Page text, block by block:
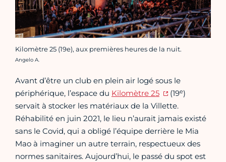
Kilomètre 25 (19e), aux premières heures de la nuit.
Crédit photo :
Angelo A.
Avant d’être un club en plein air logé sous le
périphérique, l’espace du Kilomètre 25 (19e)
servait à stocker les matériaux de la Villette.
Réhabilité en juin 2021, le lieu n’aurait jamais existé
sans le Covid, qui a obligé l’équipe derrière le Mia
Mao à imaginer un autre terrain, respectueux des
normes sanitaires. Aujourd’hui, le passé du spot est